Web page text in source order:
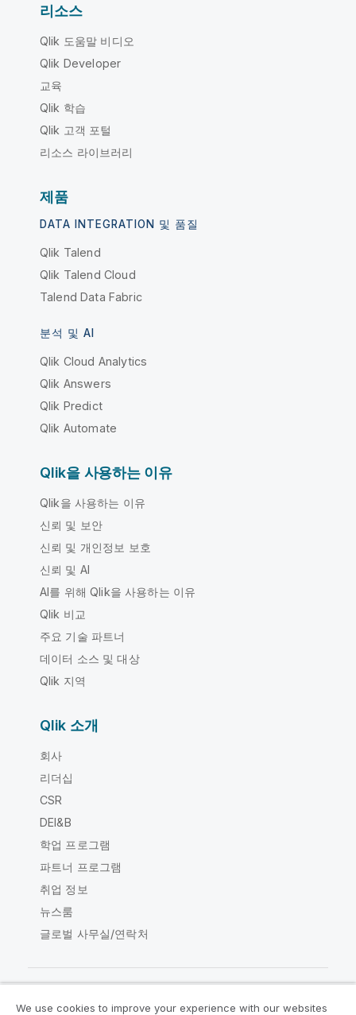
리소스
Qlik 도움말 비디오
Qlik Developer
교육
Qlik 학습
Qlik 고객 포털
리소스 라이브러리
제품
DATA INTEGRATION 및 품질
Qlik Talend
Qlik Talend Cloud
Talend Data Fabric
분석 및 AI
Qlik Cloud Analytics
Qlik Answers
Qlik Predict
Qlik Automate
Qlik을 사용하는 이유
Qlik을 사용하는 이유
신뢰 및 보안
신뢰 및 개인정보 보호
신뢰 및 AI
AI를 위해 Qlik을 사용하는 이유
Qlik 비교
주요 기술 파트너
데이터 소스 및 대상
Qlik 지역
Qlik 소개
회사
리더십
CSR
DEI&B
학업 프로그램
파트너 프로그램
취업 정보
뉴스룸
글로벌 사무실/연락처
We use cookies to improve your experience with our websites